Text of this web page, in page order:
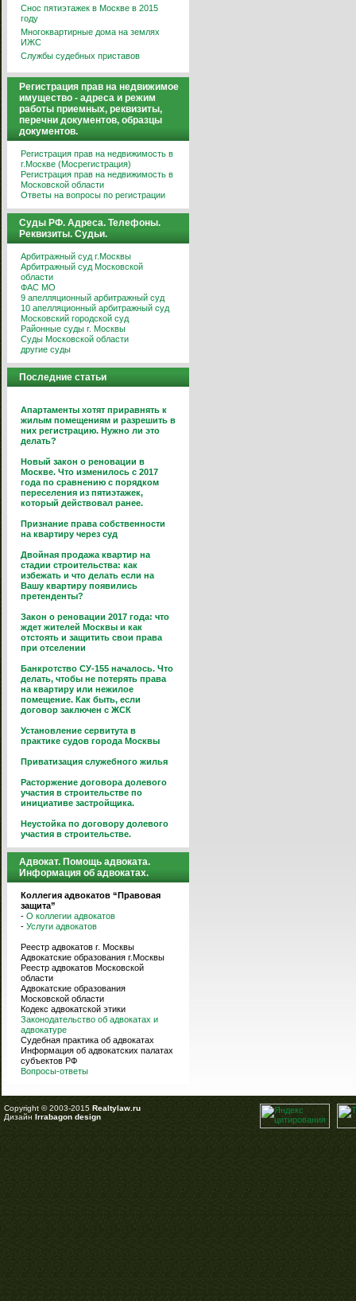
Снос пятиэтажек в Москве в 2015
году
Многоквартирные дома на землях
ИЖС
Службы судебных приставов
Регистрация прав на недвижимое
имущество - адреса и режим
работы приемных, реквизиты,
перечни документов, образцы
документов.
Регистрация прав на недвижимость в
г.Москве (Мосрегистрация)
Регистрация прав на недвижимость в
Московской области
Ответы на вопросы по регистрации
Суды РФ. Адреса. Телефоны.
Реквизиты. Судьи.
Арбитражный суд г.Москвы
Арбитражный суд Московской
области
ФАС МО
9 апелляционный арбитражный суд
10 апелляционный арбитражный суд
Московский городской суд
Районные суды г. Москвы
Суды Московской области
другие суды
Последние статьи
Апартаменты хотят приравнять к
жилым помещениям и разрешить в
них регистрацию. Нужно ли это
делать?
Новый закон о реновации в
Москве. Что изменилось с 2017
года по сравнению с порядком
переселения из пятиэтажек,
который действовал ранее.
Признание права собственности
на квартиру через суд
Двойная продажа квартир на
стадии строительства: как
избежать и что делать если на
Вашу квартиру появились
претенденты?
Закон о реновации 2017 года: что
ждет жителей Москвы и как
отстоять и защитить свои права
при отселении
Банкротство СУ-155 началось. Что
делать, чтобы не потерять права
на квартиру или нежилое
помещение. Как быть, если
договор заключен с ЖСК
Установление сервитута в
практике судов города Москвы
Приватизация служебного жилья
Расторжение договора долевого
участия в строительстве по
инициативе застройщика.
Неустойка по договору долевого
участия в строительстве.
Адвокат. Помощь адвоката.
Информация об адвокатах.
Коллегия адвокатов “Правовая
защита”
- О коллегии адвокатов
- Услуги адвокатов
Реестр адвокатов г. Москвы
Адвокатские образования г.Москвы
Реестр адвокатов Московской
области
Адвокатские образования
Московской области
Кодекс адвокатской этики
Законодательство об адвокатах и
адвокатуре
Судебная практика об адвокатах
Информация об адвокатских палатах
субъектов РФ
Вопросы-ответы
Copyright © 2003-2015 Realtylaw.ru
Дизайн Irrabagon design